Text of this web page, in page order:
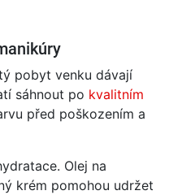
pobyt venku dávají
sáhnout po kvalitním
před poškozením a
Olej na
krém pomohou udržet